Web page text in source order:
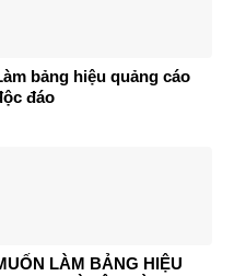
bảng hiệu quảng cáo
đáo
LÀM BẢNG HIỆU